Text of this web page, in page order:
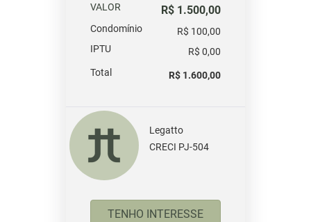
VALOR R$ 1.500,00
Condomínio
R$ 100,00
IPTU
R$ 0,00
Total
R$ 1.600,00
Legatto
CRECI PJ-504
TENHO INTERESSE